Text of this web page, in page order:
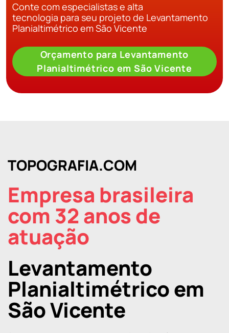
Conte com especialistas e alta
tecnologia para seu projeto de Levantamento
Planialtimétrico em São Vicente
Orçamento para Levantamento
Planialtimétrico em São Vicente
TOPOGRAFIA.COM
Empresa brasileira
com 32 anos de
atuação
Levantamento
Planialtimétrico em
São Vicente